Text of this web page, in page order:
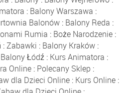
: Balony Warszawa :
Balonów : Balony Reda :
Rumia : Boże Narodzenie:
:Zabawki : Balony Kraków :
Balony Łódź : Kurs Animatora :
Online : Polecany Sklep :
dla Dzieci Online: Kurs Online: